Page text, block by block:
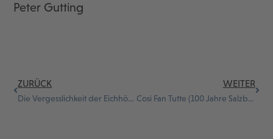
Peter Gutting
ZURÜCK
Die Vergesslichkeit der Eichhörnchen
WEITER
Cosi Fan Tutte (100 Jahre Salzburger Festspiele)